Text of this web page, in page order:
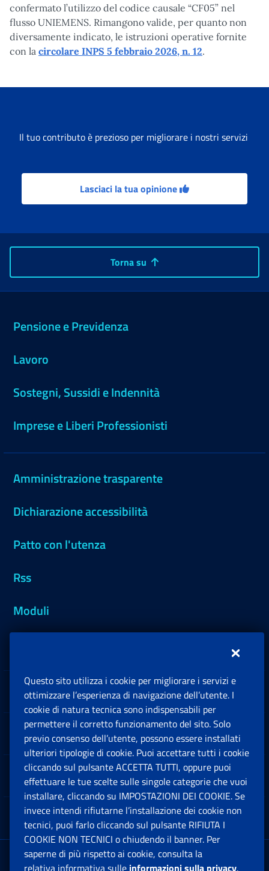
confermato l’utilizzo del codice causale “CF05” nel
flusso UNIEMENS. Rimangono valide, per quanto non
diversamente indicato, le istruzioni operative fornite
con la circolare INPS 5 febbraio 2026, n. 12.
Il tuo contributo è prezioso per migliorare i nostri servizi
Lasciaci la tua opinione
Torna su
Pensione e Previdenza
Lavoro
Sostegni, Sussidi e Indennità
Imprese e Liberi Professionisti
Amministrazione trasparente
Dichiarazione accessibilità
Patto con l'utenza
Rss
Moduli
Sedi e Contatti
Software
Note Legali
App mobile
Sede Legale : Via Ciro il Grande, 21
Questo sito utilizza i cookie per migliorare i servizi e
ottimizzare l’esperienza di navigazione dell’utente. I
cookie di natura tecnica sono indispensabili per
permettere il corretto funzionamento del sito. Solo
previo consenso dell’utente, possono essere installati
ulteriori tipologie di cookie. Puoi accettare tutti i cookie
cliccando sul pulsante ACCETTA TUTTI, oppure puoi
effettuare le tue scelte sulle singole categorie che vuoi
installare, cliccando su IMPOSTAZIONI DEI COOKIE. Se
invece intendi rifiutarne l’installazione dei cookie non
tecnici, puoi farlo cliccando sul pulsante RIFIUTA I
COOKIE NON TECNICI o chiudendo il banner. Per
saperne di più rispetto ai cookie, consulta la
relativa informativa sulle informazioni sulla privacy.